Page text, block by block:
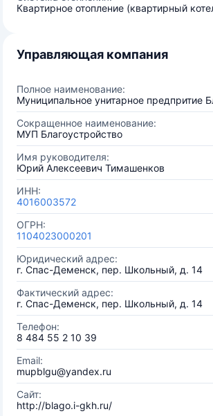
Квартирное отопление (квартирный
Управляющая компания
Полное наименование:
Муниципальное унитарное предпритие
Сокращенное наименование:
МУП Благоустройство
Имя руководителя:
Юрий Алексеевич Тимашенков
ИНН:
4016003572
ОГРН:
1104023000201
Юридический адрес:
г. Спас-Деменск, пер. Школьный, д. 14
Фактический адрес:
г. Спас-Деменск, пер. Школьный, д. 14
Телефон:
8 484 55 2 10 39
Email:
mupblgu@yandex.ru
Сайт:
http://blago.i-gkh.ru/